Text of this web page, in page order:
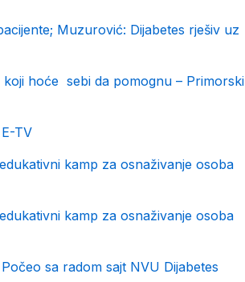
Muzurović: Dijabetes rješiv uz
hoće sebi da pomognu – Primorski
TV
kamp za osnaživanje osoba
kamp za osnaživanje osoba
sa radom sajt NVU Dijabetes